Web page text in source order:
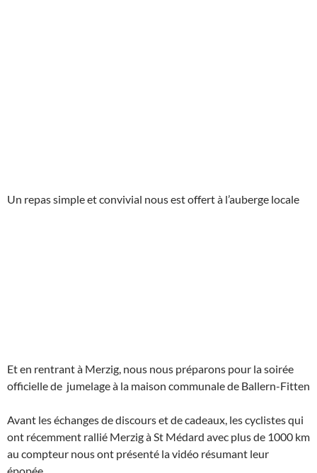
Un repas simple et convivial nous est offert à l’auberge locale
Et en rentrant à Merzig, nous nous préparons pour la soirée
officielle de jumelage à la maison communale de Ballern-Fitten
Avant les échanges de discours et de cadeaux, les cyclistes qui
ont récemment rallié Merzig à St Médard avec plus de 1000 km
au compteur nous ont présenté la vidéo résumant leur